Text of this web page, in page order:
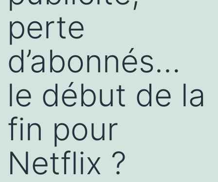
perte
d’abonnés…
le début de la
fin pour
Netflix ?